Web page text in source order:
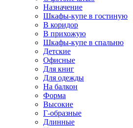
Назначение
Шкафы-купе в гостиную
В коридор
В прихожую
Шкафы-купе в спальню
Детские
Офисные
Для книг
Для одежды
На балкон
Форма
Высокие
Г-образные
Длинные